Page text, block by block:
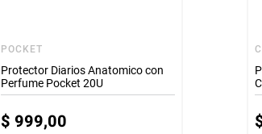
POCKET
Protector Diarios Anatomico con
Perfume Pocket 20U
$ 999,00